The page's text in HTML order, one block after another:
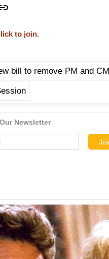
to join.
bill to remove PM and CM